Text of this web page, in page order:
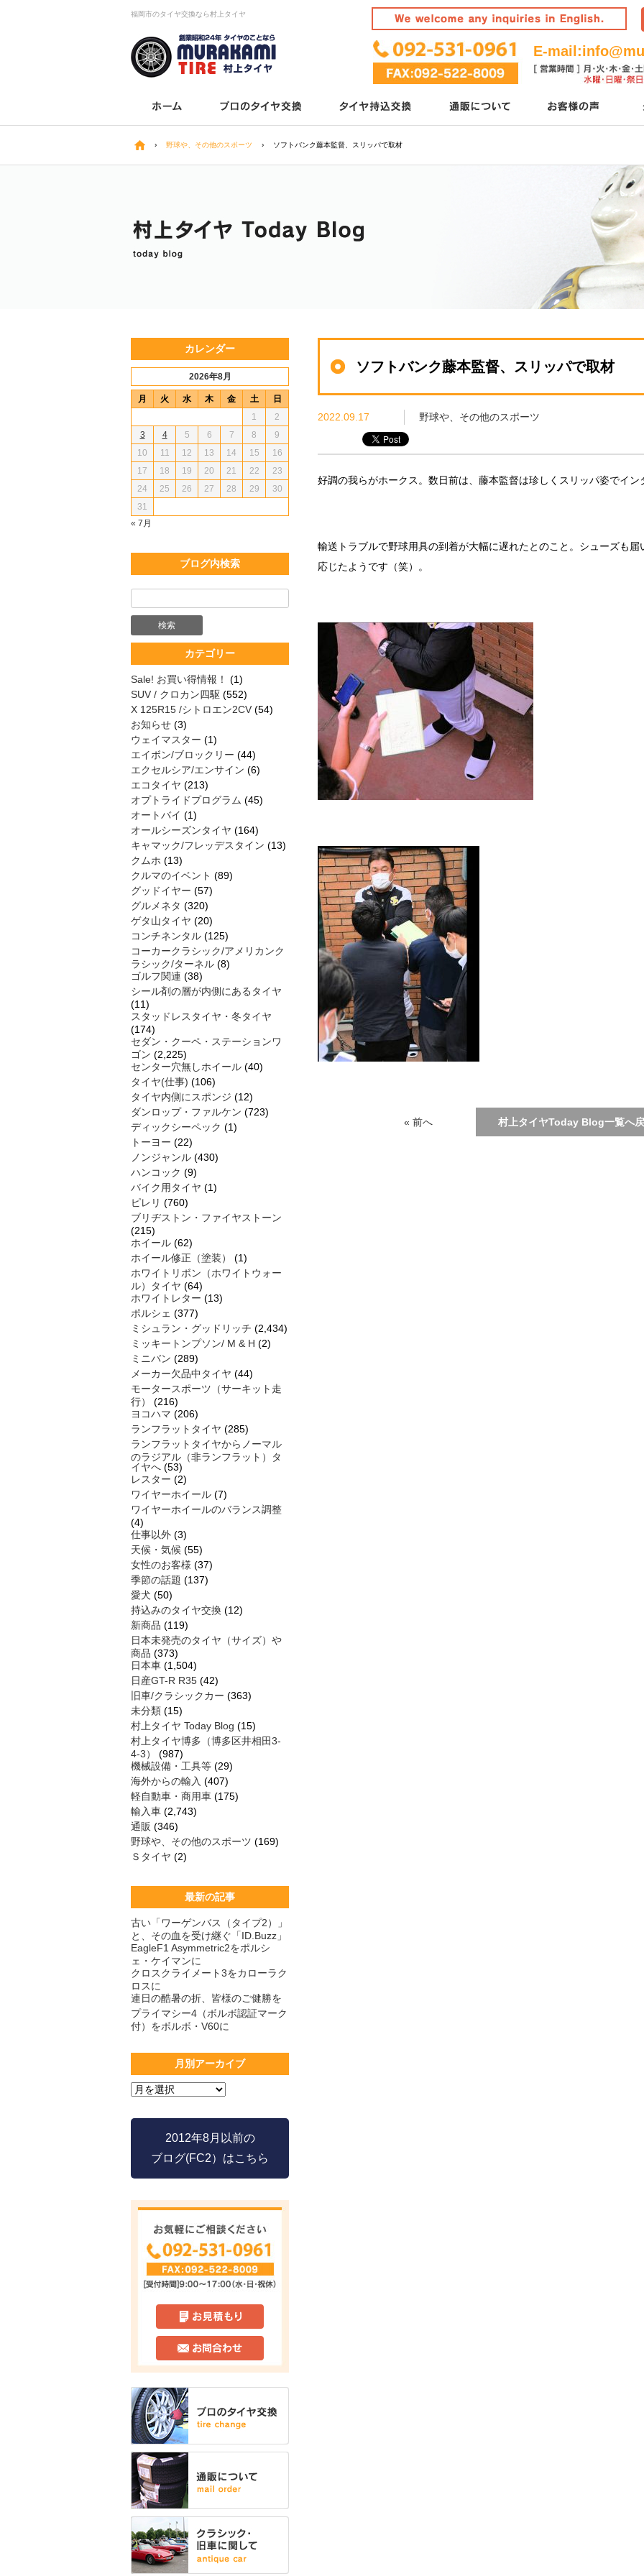
福岡市のタイヤ交換なら村上タイヤ
E-mail:
› 野球や、その他のスポーツ › ソフトバンク藤本監督、スリッパで取材
ソフトバンク藤本監督、スリッパで取材
2022.09.17 野球や、その他のスポーツ
好調の我らがホークス。数日前は、藤本監督は珍しくスリッパ姿でイン
輸送トラブルで野球用具の到着が大幅に遅れたとのこと。シューズも
応じたようです（笑）。
« 前へ 村上タイヤToday Blog一覧へ
カレンダー
2026年8月
月 火 水 木 金 土 日
« 7月
1
2
3
4 5 6 7 8
9
10
11 12 13 14 15
16
17
18 19 20 21 22
23
24
25 26 27 28 29
30
31
ブログ内検索
カテゴリー
Sale! お買い得情報！
(1)
SUV / クロカン四駆 (552)
X 125R15 /シトロエン2CV (54)
お知らせ (3)
ウェイマスター (1)
エイボン/ブロックリー (44)
エクセルシア/エンサイン (6)
エコタイヤ (213)
オプトライドプログラム (45)
オートバイ (1)
オールシーズンタイヤ (164)
キャマック/フレッデスタイン (13)
クムホ (13)
クルマのイベント (89)
グッドイヤー (57)
グルメネタ (320)
ゲタ山タイヤ (20)
コンチネンタル (125)
コーカークラシック/アメリカンク
ラシック/ターネル (8)
ゴルフ関連 (38)
シール剤の層が内側にあるタイヤ
(11)
スタッドレスタイヤ・冬タイヤ
(174)
セダン・クーペ・ステーションワ
ゴン (2,225)
センター穴無しホイール (40)
タイヤ(仕事) (106)
タイヤ内側にスポンジ (12)
ダンロップ・ファルケン (723)
ディックシーペック (1)
トーヨー (22)
ノンジャンル (430)
ハンコック (9)
バイク用タイヤ (1)
ピレリ (760)
ブリヂストン・ファイヤストーン
(215)
ホイール (62)
ホイール修正（塗装）
(1)
ホワイトリボン（ホワイトウォー
ル）タイヤ (64)
ホワイトレター (13)
ポルシェ (377)
ミシュラン・グッドリッチ (2,434)
ミッキートンプソン/ M & H (2)
ミニバン (289)
メーカー欠品中タイヤ (44)
モータースポーツ（サーキット走
行）
(216)
ヨコハマ (206)
ランフラットタイヤ (285)
ランフラットタイヤからノーマル
のラジアル（非ランフラット）タ
イヤへ (53)
レスター (2)
ワイヤーホイール (7)
ワイヤーホイールのバランス調整
(4)
仕事以外 (3)
天候・気候 (55)
女性のお客様 (37)
季節の話題 (137)
愛犬 (50)
持込みのタイヤ交換 (12)
新商品 (119)
日本未発売のタイヤ（サイズ）や
商品 (373)
日本車 (1,504)
日産GT-R R35 (42)
旧車/クラシックカー (363)
未分類 (15)
村上タイヤ Today Blog (15)
村上タイヤ博多（博多区井相田3-
4-3）
(987)
機械設備・工具等 (29)
海外からの輸入 (407)
軽自動車・商用車 (175)
輸入車 (2,743)
通販 (346)
野球や、その他のスポーツ (169)
Ｓタイヤ (2)
最新の記事
古い「ワーゲンバス（タイプ2）」
と、その血を受け継ぐ「ID.Buzz」
EagleF1 Asymmetric2をポルシ
ェ・ケイマンに
クロスクライメート3をカローラク
ロスに
連日の酷暑の折、皆様のご健勝を
プライマシー4（ボルボ認証マーク
付）をボルボ・V60に
月別アーカイブ
2012年8月以前の
ブログ(FC2）はこちら